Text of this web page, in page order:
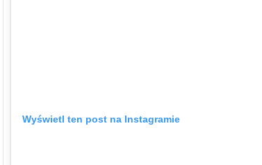
Wyświetl ten post na Instagramie